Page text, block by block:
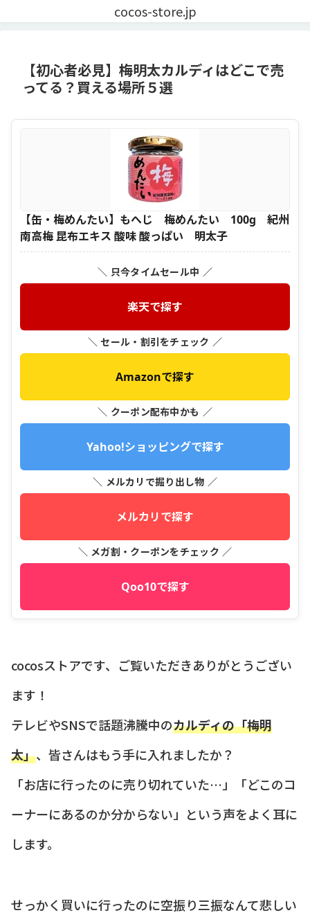
cocos-store.jp
【初心者必見】梅明太カルディはどこで売
ってる？買える場所５選
【缶・梅めんたい】もへじ 梅めんたい 100g 紀州
南高梅 昆布エキス 酸味 酸っぱい 明太子
＼ 只今タイムセール中 ／
楽天で探す
＼ セール・割引をチェック ／
Amazonで探す
＼ クーポン配布中かも ／
Yahoo!ショッピングで探す
＼ メルカリで掘り出し物 ／
メルカリで探す
＼ メガ割・クーポンをチェック ／
Qoo10で探す
cocosストアです、ご覧いただきありがとうござい
ます！
テレビやSNSで話題沸騰中のカルディの「梅明
太」、皆さんはもう手に入れましたか？
「お店に行ったのに売り切れていた…」「どこのコ
ーナーにあるのか分からない」という声をよく耳に
します。
せっかく買いに行ったのに空振り三振なんて悲しい